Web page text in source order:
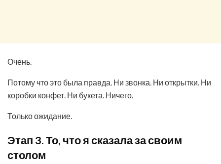
Очень.
Потому что это была правда. Ни звонка. Ни открытки. Ни
коробки конфет. Ни букета. Ничего.
Только ожидание.
Этап 3. То, что я сказала за своим
столом